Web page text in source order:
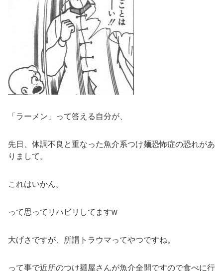
「ラーメン」って答える自分が、
先日、体調不良と重なった魚介系つけ麺恐怖症の恐れがあ
りまして。
これはいかん。
って思ってリハビリしてますw
大げさですが、所謂トラウマってやつですね。
って事で近所のつけ麺屋さんが魚介全開ですので食べに行